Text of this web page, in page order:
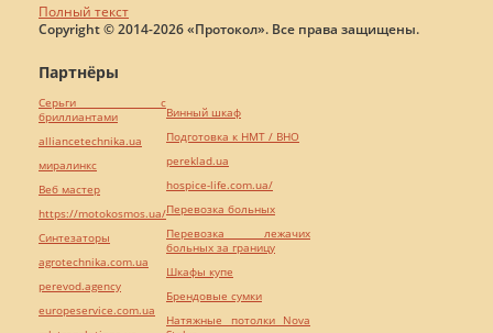
Полный текст
Copyright © 2014-2026 «Протокол». Все права защищены.
Партнёры
Серьги с
бриллиантами
alliancetechnika.ua
миралинкс
Веб мастер
https://motokosmos.ua/
Синтезаторы
agrotechnika.com.ua
perevod.agency
europeservice.com.ua
Винный шкаф
Подготовка к НМТ / ВНО
pereklad.ua
hospice-life.com.ua/
Перевозка больных
Перевозка лежачих
больных за границу
Шкафы купе
Брендовые сумки
Натяжные потолки Nova